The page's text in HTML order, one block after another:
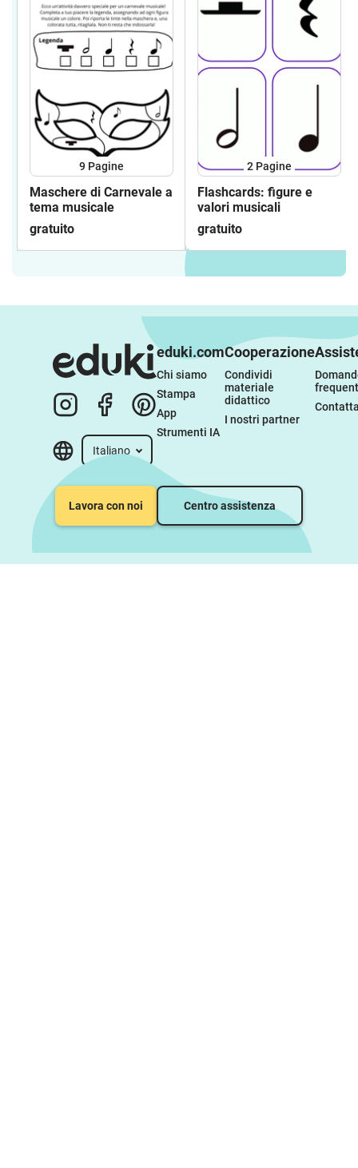
9 Pagine
Maschere di Carnevale a
tema musicale
gratuito
2 Pagine
Flashcards: figure e
valori musicali
gratuito
Italiano
eduki.com
Chi siamo
Stampa
App
Strumenti IA
Cooperazione
Condividi
materiale
didattico
I nostri partner
Lavora con noi Centro assistenza